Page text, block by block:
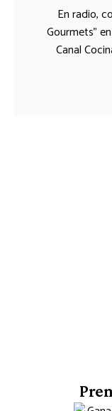
En radio,
Gourmets"
Canal